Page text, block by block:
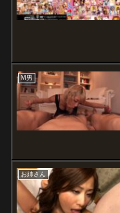
M男
お姉さん